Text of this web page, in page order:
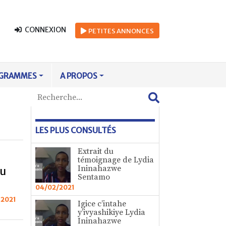
CONNEXION PETITESANNONCES
A PROPOS
LES PLUS CONSULTÉS
Extrait du
témoignage de Lydia
Ininahazwe
Sentamo
04/02/2021
Igice c’intahe
y’ivyashikiye Lydia
Ininahazwe